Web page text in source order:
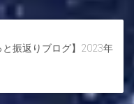
振返りブログ】2023年